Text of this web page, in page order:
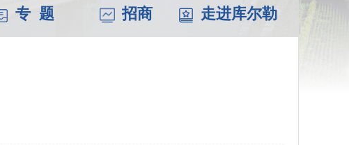
专 题 招商 走进库尔勒